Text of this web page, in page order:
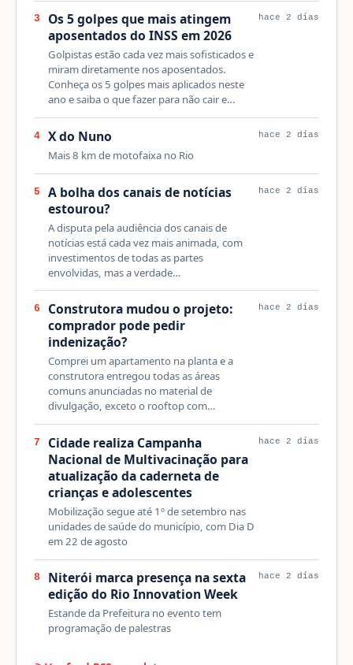
3
Os 5 golpes que mais atingem
aposentados do INSS em 2026
Golpistas estão cada vez mais sofisticados e
miram diretamente nos aposentados.
Conheça os 5 golpes mais aplicados neste
ano e saiba o que fazer para não cair e…
hace 2 días
4 X do Nuno
Mais 8 km de motofaixa no Rio
hace 2 días
5
A bolha dos canais de notícias
estourou?
A disputa pela audiência dos canais de
notícias está cada vez mais animada, com
investimentos de todas as partes
envolvidas, mas a verdade…
hace 2 días
6
Construtora mudou o projeto:
comprador pode pedir
indenização?
Comprei um apartamento na planta e a
construtora entregou todas as áreas
comuns anunciadas no material de
divulgação, exceto o rooftop com…
hace 2 días
7
Cidade realiza Campanha
Nacional de Multivacinação para
atualização da caderneta de
crianças e adolescentes
Mobilização segue até 1º de setembro nas
unidades de saúde do município, com Dia D
em 22 de agosto
hace 2 días
8
Niterói marca presença na sexta
edição do Rio Innovation Week
Estande da Prefeitura no evento tem
programação de palestras
hace 2 días